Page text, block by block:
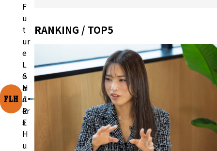
F
u
t
ur
e
L
e
a
d
er
s
H
u
S
H
A
R
E
RANKING / TOP5